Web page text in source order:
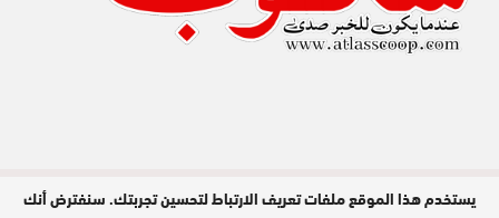
مدير النشر : عبد الله عزي / جميع الحقوق
يستخدم هذا الموقع ملفات تعريف الارتباط لتحسين تجربتك. سنفترض أنك